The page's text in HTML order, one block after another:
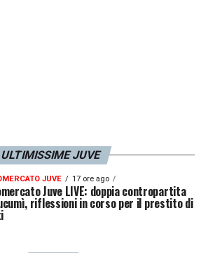
ULTIMISSIME JUVE
JUVE 17 ore ago
Juve LIVE: doppia contropartita
riflessioni in corso per il prestito di